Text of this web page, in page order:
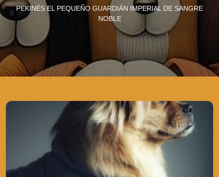
PEKINÉS EL PEQUEÑO GUARDIÁN IMPERIAL DE SANGRE
NOBLE